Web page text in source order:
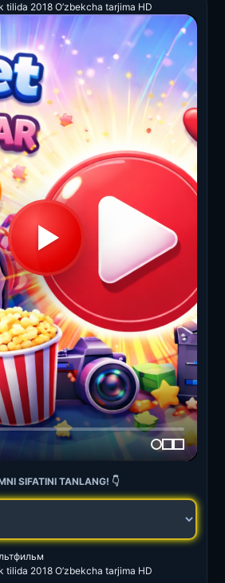
tilida 2018 O’zbekcha tarjima HD
SIFATINI TANLANG! 👇
tilida 2018 O’zbekcha tarjima HD